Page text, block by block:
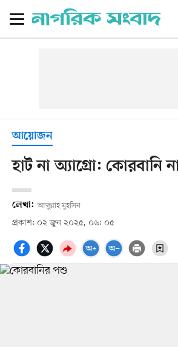
আয়োজন
হাট না অ্যাগ্রো: কোরবানি
লেখা: আব্দুল্লাহ মুহসিন
প্রকাশ: ০২ জুন ২০২৫, ০৬: ০৫